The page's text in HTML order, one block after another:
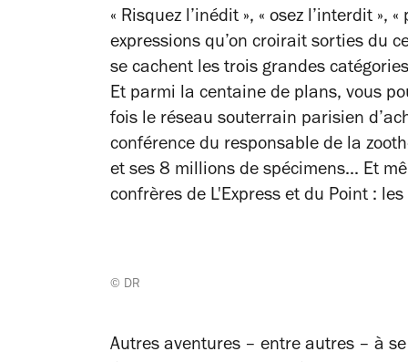
« Risquez l’inédit », « osez l’interdit »,
expressions qu’on croirait sorties du
se cachent les trois grandes
Et parmi la centaine de plans, vous
fois le réseau souterrain parisien
conférence du responsable de la
et ses 8 millions de spécimens... Et
confrères de L'Express et du Point : les
© DR
Autres aventures – entre autres – à